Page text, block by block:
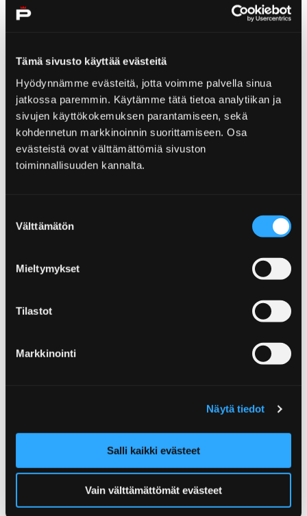
Tämä sivusto käyttää evästeitä
Hyödynnämme evästeitä, jotta voimme palvella sinua
jatkossa paremmin. Käytämme tätä tietoa analytiikan ja
sivujen käyttökokemuksen parantamiseen, sekä
kohdennetun markkinoinnin suorittamiseen. Osa
evästeistä ovat välttämättömiä sivuston
toiminnallisuuden kannalta.
valinta
Välttämätön
Mieltymykset
Tilastot
Markkinointi
Näytä tiedot
Salli kaikki evästeet
Vain välttämättömät evästeet
Home Partners Bo och Njut
Bo och Njut
Home
Se och upplev
Home
utsökt godbit med färskt kaffe eller te?